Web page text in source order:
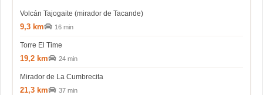
Volcán Tajogaite (mirador de Tacande)
9,3 km 16 min
Torre El Time
19,2 km 24 min
Mirador de La Cumbrecita
21,3 km 37 min